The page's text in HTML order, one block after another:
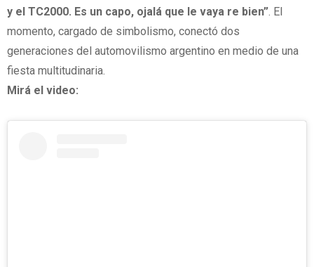
y el TC2000. Es un capo, ojalá que le vaya re bien”. El
momento, cargado de simbolismo, conectó dos
generaciones del automovilismo argentino en medio de una
fiesta multitudinaria.
Mirá el video: